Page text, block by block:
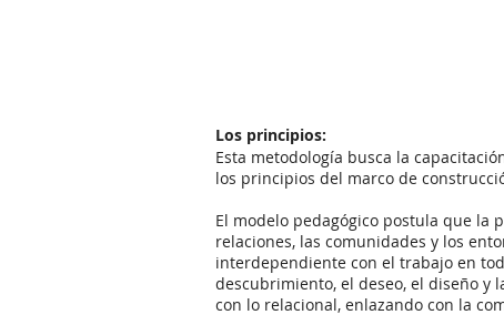
Los principios:
Esta metodología busca la
los principios del marco de
El modelo pedagógico postula que la
relaciones, las comunidades y los
interdependiente con el trabajo en
descubrimiento, el deseo, el diseño y
con lo relacional, enlazando con la